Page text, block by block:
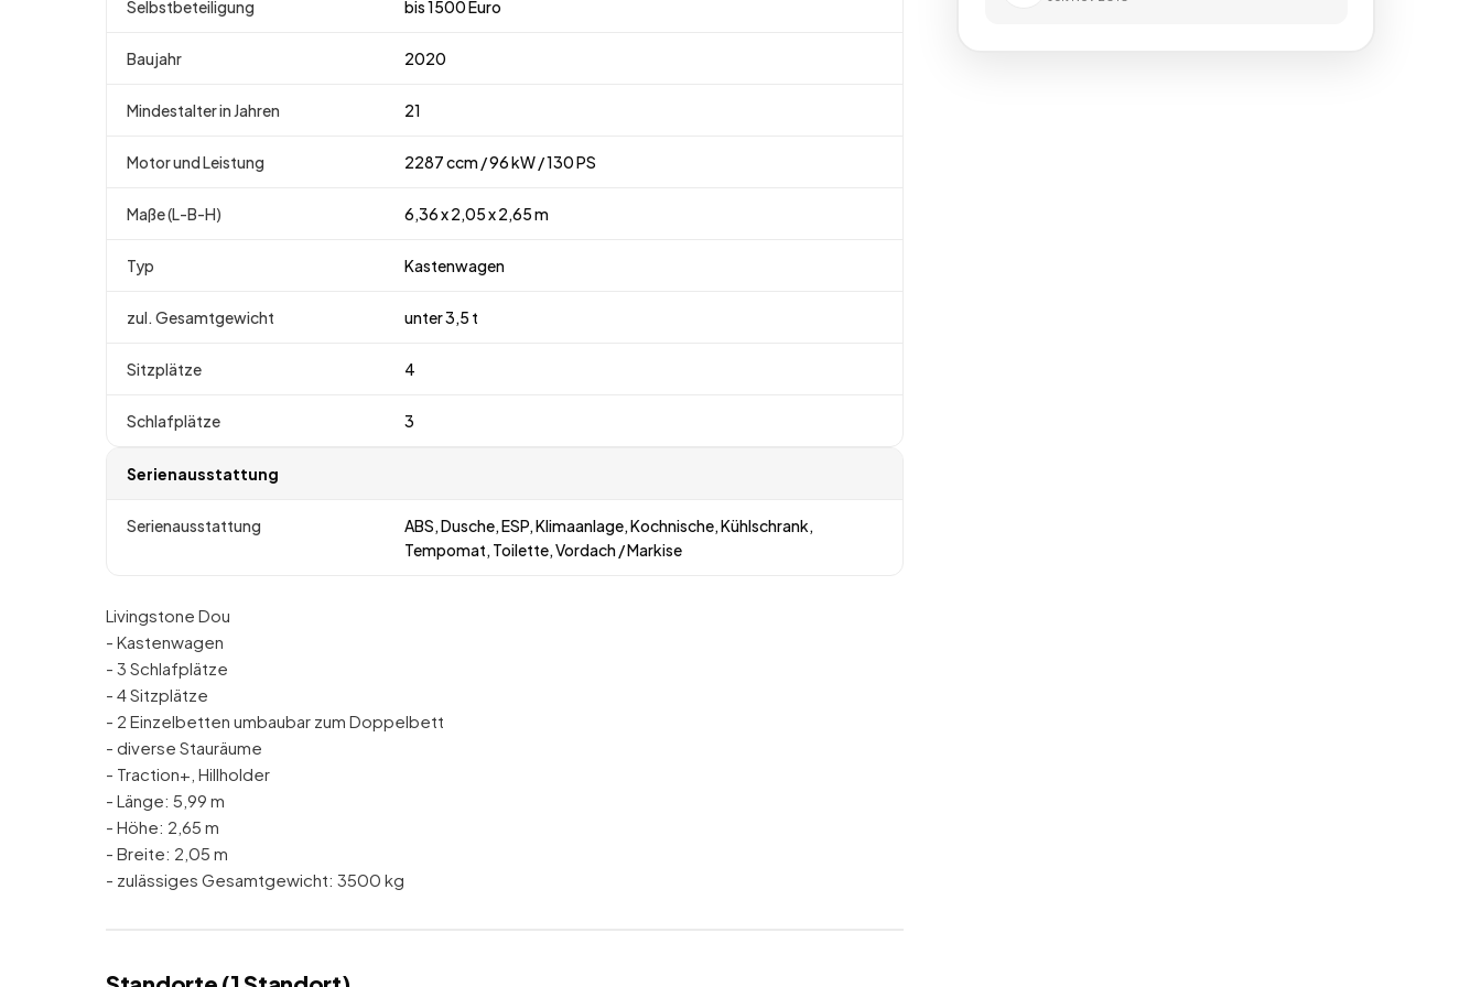
Selbstbeteiligung bis 1500 Euro
Baujahr 2020
Mindestalter in Jahren 21
Motor und Leistung 2287 ccm / 96 kW / 130 PS
Maße (L-B-H) 6,36 x 2,05 x 2,65 m
Typ Kastenwagen
zul. Gesamtgewicht unter 3,5 t
Sitzplätze 4
Schlafplätze 3
Serienausstattung
Serienausstattung
ABS, Dusche, ESP, Klimaanlage, Kochnische, Kühlschrank,
Tempomat, Toilette, Vordach / Markise
Livingstone Dou
- Kastenwagen
- 3 Schlafplätze
- 4 Sitzplätze
- 2 Einzelbetten umbaubar zum Doppelbett
- diverse Stauräume
- Traction+, Hillholder
- Länge: 5,99 m
- Höhe: 2,65 m
- Breite: 2,05 m
- zulässiges Gesamtgewicht: 3500 kg